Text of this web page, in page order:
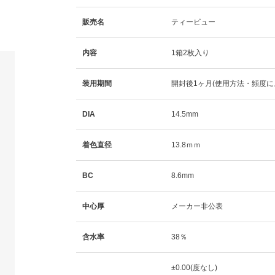
販売名 ティービュー
内容 1箱2枚入り
装用期間 開封後1ヶ月(使用方法・頻度
DIA 14.5mm
着色直径 13.8ｍｍ
BC 8.6mm
中心厚 メーカー非公表
含水率 38％
±0.00(度なし)